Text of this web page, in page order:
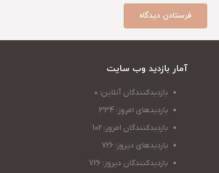
فرستادن دیدگاه
آمار بازدید وب سایت
بازدیدکنندگان آنلاین: 0
بازدیدهای امروز: 334
بازدیدکنندگان امروز: 102
بازدیدهای دیروز: 726
بازدیدکنندگان دیروز: 726